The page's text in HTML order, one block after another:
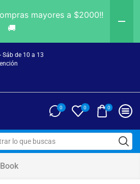
Sáb de 10 a 13
0 0 0
mayores a $2000!!
🚚